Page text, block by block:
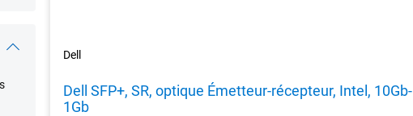
Dell
Dell SFP+, SR, optique Émetteur-récepteur, Intel, 10Gb-
1Gb